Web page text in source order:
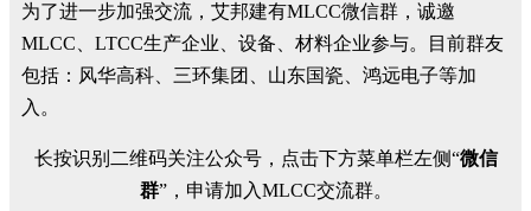
为了进一步加强交流，艾邦建有MLCC微信群，诚邀
MLCC、LTCC生产企业、设备、材料企业参与。目前群友
包括：风华高科、三环集团、山东国瓷、鸿远电子等加
入。
长按识别二维码关注公众号，点击下方菜单栏左侧“微信
群”，申请加入MLCC交流群。